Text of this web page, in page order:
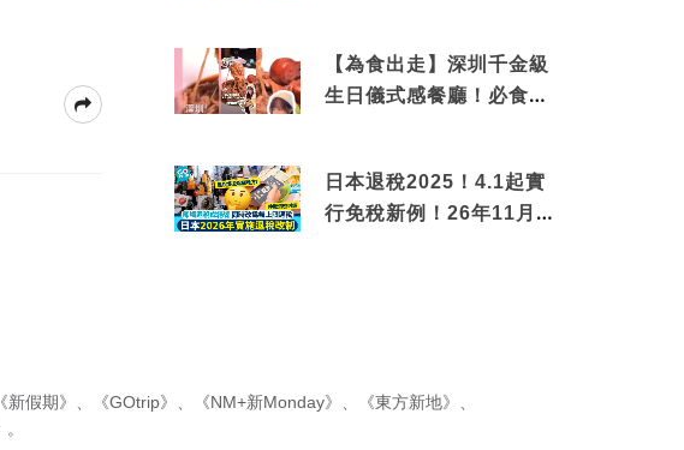
【為食出走】深圳千金級
生日儀式感餐廳！必食失
日本退稅2025！4.1起實
行免稅新例！26年11月
《新假期》 《GOtrip》 《NM+新Monday》 《東方新地》
。